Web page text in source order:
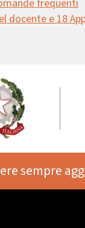
frequenti
docente e 18
sempre